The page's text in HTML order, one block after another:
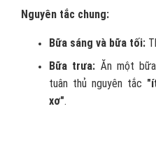
Nguyên tắc chung:
Bữa sáng và bữa tối:
Bữa trưa: Ăn một
tuân thủ nguyên tắc
xơ".